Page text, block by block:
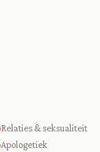
Relaties & seksualiteit
Apologetiek